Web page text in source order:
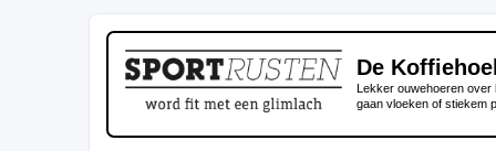
De
Lekker ouwehoeren over
gaan vloeken of stiekem